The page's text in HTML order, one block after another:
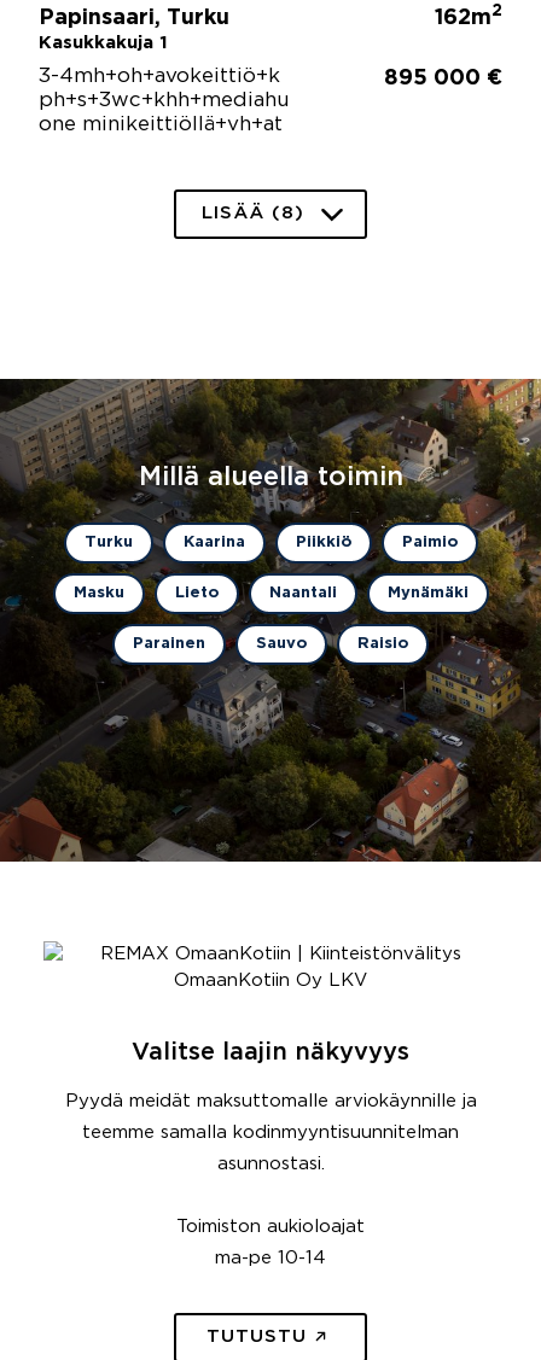
Papinsaari, Turku
Kasukkakuja 1
162m2
3-4mh+oh+avokeittiö+k
ph+s+3wc+khh+mediahu
one minikeittiöllä+vh+at
895 000 €
LISÄÄ (8)
Millä alueella toimin
Turku Kaarina Piikkiö Paimio
Masku Lieto Naantali Mynämäki
Parainen Sauvo Raisio
Valitse laajin näkyvyys
Pyydä meidät maksuttomalle arviokäynnille ja
teemme samalla kodinmyyntisuunnitelman
asunnostasi.
Toimiston aukioloajat
ma-pe 10-14
TUTUSTU